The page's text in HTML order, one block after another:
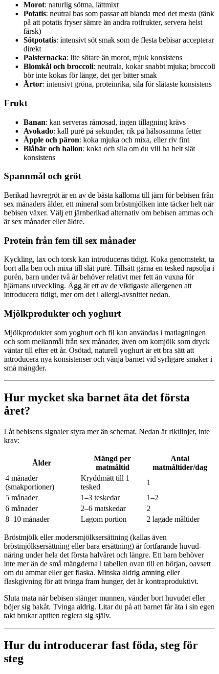
Morot: naturlig sötma, lättmixt
Potatis: neutral bas som passar att blanda med det mesta (tänk
på att potatis fryser sämre än andra rotfrukter, servera helst
färsk)
Sötpotatis: intensivt söt smak som de flesta bebisar accepterar
direkt
Palsternacka: lite sötare än morot, mjuk konsistens
Blomkål och broccoli: neutrala, kokar snabbt mjuka; broccoli
bör inte kokas för länge, det ger bitter smak
Ärtor: intensivt gröna, proteinrika, sila för slätaste konsistens
Frukt
Banan: kan serveras råmosad, ingen tillagning krävs
Avokado: kall puré på sekunder, rik på hälsosamma fetter
Äpple och päron: koka mjuka och mixa, eller riv fint
Blåbär och hallon: koka och sila om du vill ha helt slät
konsistens
Spannmål och gröt
Berikad havregröt är en av de bästa källorna till järn för bebisen från
sex månaders ålder, ett mineral som bröstmjölken inte täcker helt när
bebisen växer. Välj ett järnberikad alternativ om bebisen ammas och
är sex månader eller äldre.
Protein från fem till sex månader
Kyckling, lax och torsk kan introduceras tidigt. Koka genomstekt, ta
bort alla ben och mixa till slät puré. Tillsätt gärna en tesked rapsolja i
purén, barn under två år behöver relativt mer fett än vuxna för
hjärnans utveckling. Ägg är ett av de viktigaste allergenen att
introducera tidigt, mer om det i allergi-avsnittet nedan.
Mjölkprodukter och yoghurt
Mjölkprodukter som yoghurt och fil kan användas i matlagningen
och som mellanmål från sex månader, även om komjölk som dryck
väntar till efter ett år. Osötad, naturell yoghurt är ett bra sätt att
introducera nya konsistenser och vänja barnet vid syrligare smaker i
små mängder.
Hur mycket ska barnet äta det första
året?
Låt bebisens signaler styra mer än schemat. Nedan är riktlinjer, inte
krav:
Ålder
Mängd per
matmåltid
Antal
matmåltider/dag
4 månader
(smakportioner)
Kryddmått till 1
tesked
1
5 månader
1–3 teskedar
1–2
6 månader
2–6 matskedar
2
8–10 månader
Lagom portion 2 lagade måltider
Bröstmjölk eller modersmjölksersättning (kallas även
bröstmjölksersättning eller bara ersättning) är fortfarande huvud­
näring under hela det första halvåret och längre. Ett barn behöver
inte mer än de små mängderna i tabellen ovan till en början, oavsett
om du ammar eller ger flaska. Minska aldrig amning eller
flaskgivning för att tvinga fram hunger, det är kontraproduktivt.
Sluta mata när bebisen stänger munnen, vänder bort huvudet eller
böjer sig bakåt. Tvinga aldrig. Litar du på att barnet får äta i sin egen
takt brukar aptiten reglera sig själv.
Hur du introducerar fast föda, steg för
steg